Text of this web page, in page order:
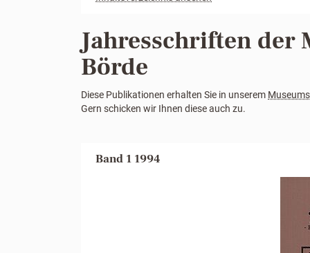
Jahresschriften der
Börde
Diese Publikationen erhalten Sie in unserem
Gern schicken wir Ihnen diese auch zu.
Band 1 1994